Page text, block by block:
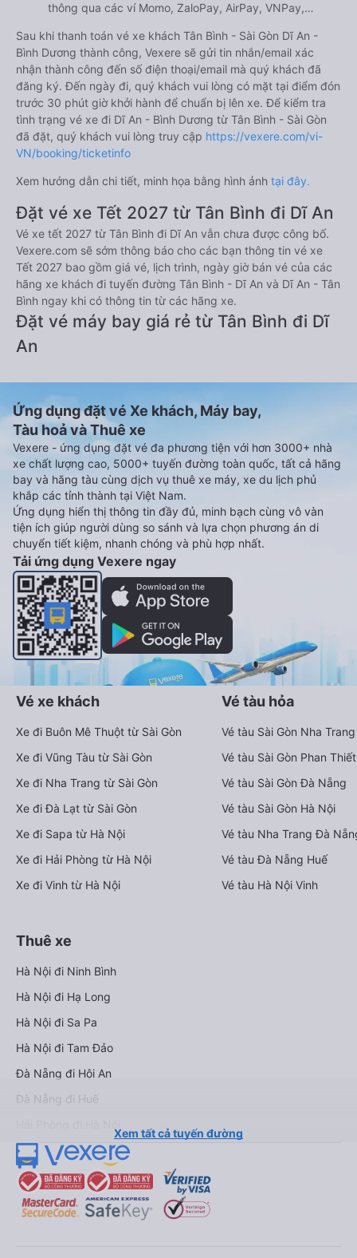
thông qua các ví Momo, ZaloPay, AirPay, VNPay,…
Sau khi thanh toán vé xe khách Tân Bình - Sài Gòn Dĩ An -
Bình Dương thành công, Vexere sẽ gửi tin nhắn/email xác
nhận thành công đến số điện thoại/email mà quý khách đã
đăng ký. Đến ngày đi, quý khách vui lòng có mặt tại điểm đón
trước 30 phút giờ khởi hành để chuẩn bị lên xe. Để kiểm tra
tình trạng vé xe đi Dĩ An - Bình Dương từ Tân Bình - Sài Gòn
đã đặt, quý khách vui lòng truy cập https://vexere.com/vi-
VN/booking/ticketinfo
Xem hướng dẫn chi tiết, minh họa bằng hình ảnh tại đây.
Đặt vé xe Tết 2027 từ Tân Bình đi Dĩ An
Vé xe tết 2027 từ Tân Bình đi Dĩ An vẫn chưa được công bố.
Vexere.com sẽ sớm thông báo cho các bạn thông tin vé xe
Tết 2027 bao gồm giá vé, lịch trình, ngày giờ bán vé của các
hãng xe khách đi tuyến đường Tân Bình - Dĩ An và Dĩ An - Tân
Bình ngay khi có thông tin từ các hãng xe.
Đặt vé máy bay giá rẻ từ Tân Bình đi Dĩ
An
Ứng dụng đặt vé Xe khách, Máy bay,
Tàu hoả và Thuê xe
Vexere - ứng dụng đặt vé đa phương tiện với hơn 3000+ nhà
xe chất lượng cao, 5000+ tuyến đường toàn quốc, tất cả hãng
bay và hãng tàu cùng dịch vụ thuê xe máy, xe du lịch phủ
khắp các tỉnh thành tại Việt Nam.
Ứng dụng hiển thị thông tin đầy đủ, minh bạch cùng vô vàn
tiện ích giúp người dùng so sánh và lựa chọn phương án di
chuyển tiết kiệm, nhanh chóng và phù hợp nhất.
Tải ứng dụng Vexere ngay
Vé xe khách
Xe đi Buôn Mê Thuột từ Sài Gòn
Xe đi Vũng Tàu từ Sài Gòn
Xe đi Nha Trang từ Sài Gòn
Xe đi Đà Lạt từ Sài Gòn
Xe đi Sapa từ Hà Nội
Xe đi Hải Phòng từ Hà Nội
Xe đi Vinh từ Hà Nội
Vé tàu hỏa
Vé tàu Sài Gòn Nha Trang
Vé tàu Sài Gòn Phan Thiết
Vé tàu Sài Gòn Đà Nẵng
Vé tàu Sài Gòn Hà Nội
Vé tàu Nha Trang Đà
Vé tàu Đà Nẵng Huế
Vé tàu Hà Nội Vinh
Thuê xe
Hà Nội đi Ninh Bình
Hà Nội đi Hạ Long
Hà Nội đi Sa Pa
Hà Nội đi Tam Đảo
Đà Nẵng đi Hội An
Đà Nẵng đi Huế
Xem tất cả tuyến đường